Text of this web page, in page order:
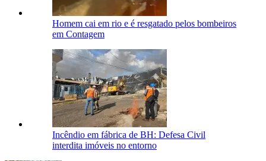
Homem cai em rio e é resgatado pelos bombeiros
em Contagem
Incêndio em fábrica de BH: Defesa Civil
interdita imóveis no entorno